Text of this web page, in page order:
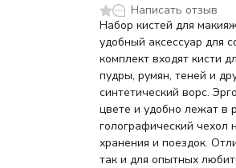
Написать отзыв
Набор кистей для
удобный аксессуар для
комплект входят кисти
пудры, румян, теней и
синтетический ворс.
цвете и удобно лежат в
голографический
хранения и поездок.
так и для опытных